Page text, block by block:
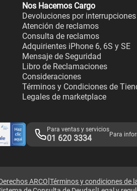
Nos Hacemos Cargo
Devoluciones por interrupciones
Atención de reclamos
Consulta de reclamos
Adquirientes iPhone 6, 6S y SE
Mensaje de Seguridad
Libro de Reclamaciones
Consideraciones
Términos y Condiciones de
Legales de marketplace
Para ventas y servicios
01 620 3334 Para
ARCO|Términos y condiciones de